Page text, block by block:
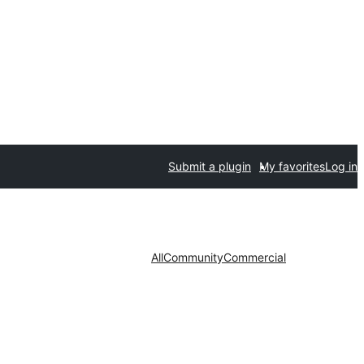
Submit a plugin My favoritesLog in
AllCommunityCommercial